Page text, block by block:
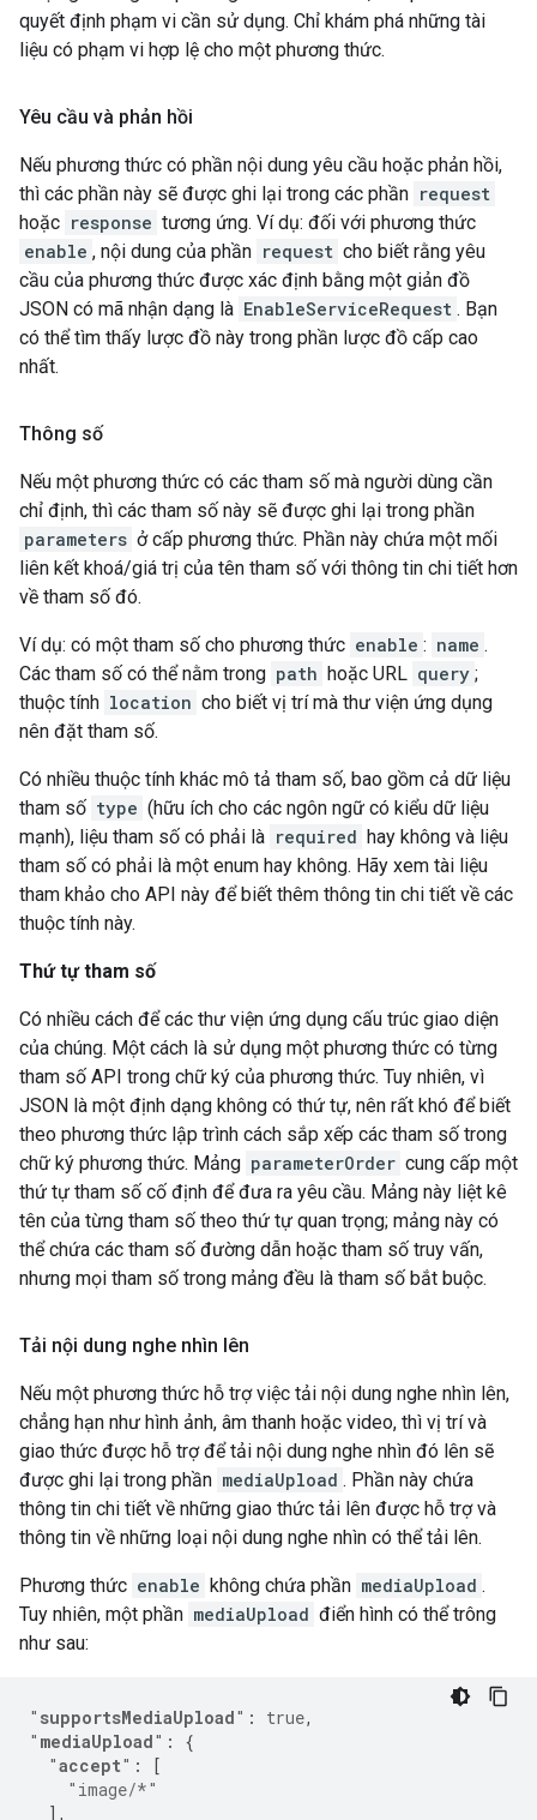
quyết định phạm vi cần sử dụng. Chỉ khám phá những tài
liệu có phạm vi hợp lệ cho một phương thức.
Yêu cầu và phản hồi
Nếu phương thức có phần nội dung yêu cầu hoặc phản hồi,
thì các phần này sẽ được ghi lại trong các phần request
hoặc response tương ứng. Ví dụ: đối với phương thức
enable , nội dung của phần request cho biết rằng yêu
cầu của phương thức được xác định bằng một giản đồ
JSON có mã nhận dạng là EnableServiceRequest . Bạn
có thể tìm thấy lược đồ này trong phần lược đồ cấp cao
nhất.
Thông số
Nếu một phương thức có các tham số mà người dùng cần
chỉ định, thì các tham số này sẽ được ghi lại trong phần
parameters ở cấp phương thức. Phần này chứa một mối
liên kết khoá/giá trị của tên tham số với thông tin chi tiết hơn
về tham số đó.
Ví dụ: có một tham số cho phương thức enable : name .
Các tham số có thể nằm trong path hoặc URL query ;
thuộc tính location cho biết vị trí mà thư viện ứng dụng
nên đặt tham số.
Có nhiều thuộc tính khác mô tả tham số, bao gồm cả dữ liệu
tham số type (hữu ích cho các ngôn ngữ có kiểu dữ liệu
mạnh), liệu tham số có phải là required hay không và liệu
tham số có phải là một enum hay không. Hãy xem tài liệu
tham khảo cho API này để biết thêm thông tin chi tiết về các
thuộc tính này.
Thứ tự tham số
Có nhiều cách để các thư viện ứng dụng cấu trúc giao diện
của chúng. Một cách là sử dụng một phương thức có từng
tham số API trong chữ ký của phương thức. Tuy nhiên, vì
JSON là một định dạng không có thứ tự, nên rất khó để biết
theo phương thức lập trình cách sắp xếp các tham số trong
chữ ký phương thức. Mảng parameterOrder cung cấp một
thứ tự tham số cố định để đưa ra yêu cầu. Mảng này liệt kê
tên của từng tham số theo thứ tự quan trọng; mảng này có
thể chứa các tham số đường dẫn hoặc tham số truy vấn,
nhưng mọi tham số trong mảng đều là tham số bắt buộc.
Tải nội dung nghe nhìn lên
Nếu một phương thức hỗ trợ việc tải nội dung nghe nhìn lên,
chẳng hạn như hình ảnh, âm thanh hoặc video, thì vị trí và
giao thức được hỗ trợ để tải nội dung nghe nhìn đó lên sẽ
được ghi lại trong phần mediaUpload . Phần này chứa
thông tin chi tiết về những giao thức tải lên được hỗ trợ và
thông tin về những loại nội dung nghe nhìn có thể tải lên.
Phương thức enable không chứa phần mediaUpload .
Tuy nhiên, một phần mediaUpload điển hình có thể trông
như sau:
" supportsMediaUpload" : true,
" mediaUpload" :
{
"accept" :
[
"image/*"
],